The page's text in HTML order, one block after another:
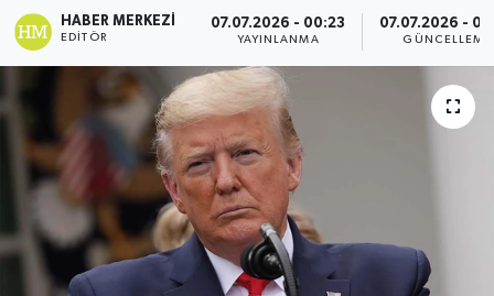
HABER MERKEZI
EDITÖR
07.07.2026 - 00:23
YAYINLANMA
07.07.2026 -
GÜNCELLEME
Turizm
Haber Arşivi